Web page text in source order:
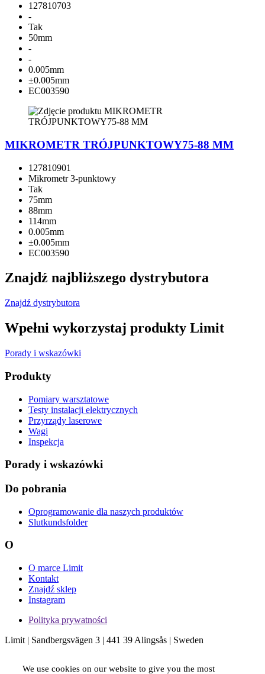
127810703
-
Tak
50mm
-
-
0.005mm
±0.005mm
EC003590
MIKROMETR TRÓJPUNKTOWY75-88 MM
127810901
Mikrometr 3-punktowy
Tak
75mm
88mm
114mm
0.005mm
±0.005mm
EC003590
Znajdź najbliższego dystrybutora
Znajdź dystrybutora
Wpełni wykorzystaj produkty Limit
Porady i wskazówki
Produkty
Pomiary warsztatowe
Testy instalacji elektrycznych
Przyrządy laserowe
Wagi
Inspekcja
Porady i wskazówki
Do pobrania
Oprogramowanie dla naszych produktów
Slutkundsfolder
O
O marce Limit
Kontakt
Znajdź sklep
Instagram
Polityka prywatności
Limit | Sandbergsvägen 3 | 441 39 Alingsås | Sweden
We use cookies on our website to give you the most